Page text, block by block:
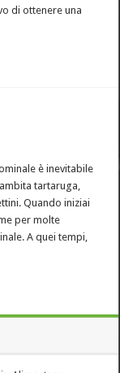
di ottenere una
è inevitabile
tartaruga,
Quando iniziai
per molte
A quei tempi,